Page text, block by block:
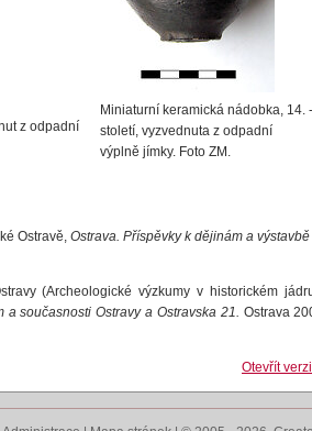
z odpadní
Miniaturní keramická nádobka, 14.
století, vyzvednuta z odpadní
výplně jímky. Foto ZM.
Ostravě, Ostrava. Příspěvky k dějinám a
(Archeologické výzkumy v historickém
a současnosti Ostravy a Ostravska 21. Ostrava
Otevřít